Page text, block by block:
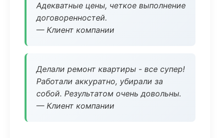
Адекватные цены, четкое выполнение
договоренностей.
— Клиент компании
Делали ремонт квартиры - все супер!
Работали аккуратно, убирали за
собой. Результатом очень довольны.
— Клиент компании